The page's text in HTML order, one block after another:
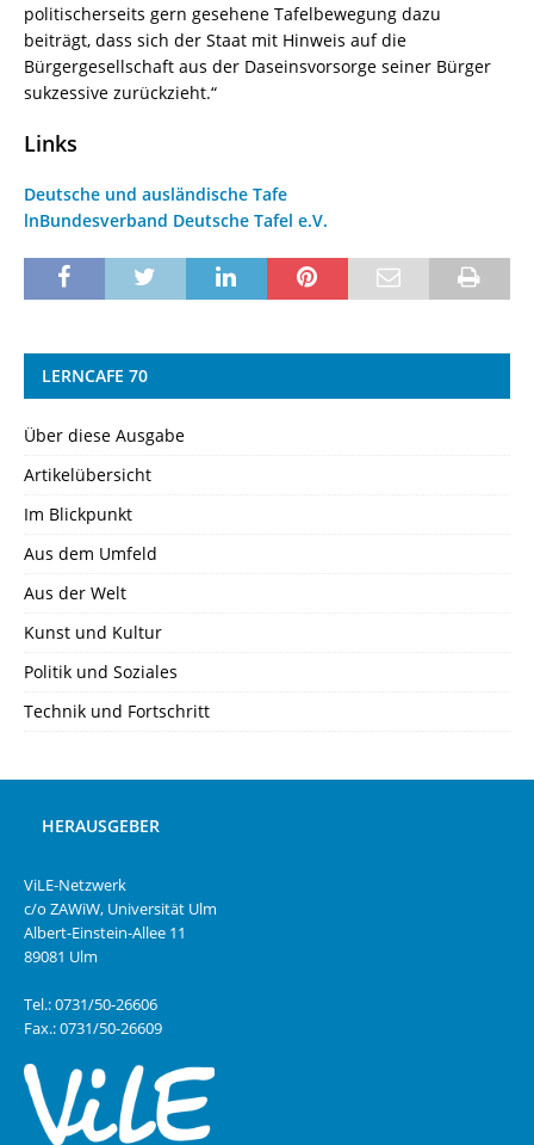
politischerseits gern gesehene Tafelbewegung dazu
beiträgt, dass sich der Staat mit Hinweis auf die
Bürgergesellschaft aus der Daseinsvorsorge seiner Bürger
sukzessive zurückzieht.“
Links
Deutsche und ausländische Tafe
lnBundesverband Deutsche Tafel e.V.
LERNCAFE 70
Über diese Ausgabe
Artikelübersicht
Im Blickpunkt
Aus dem Umfeld
Aus der Welt
Kunst und Kultur
Politik und Soziales
Technik und Fortschritt
HERAUSGEBER
ViLE-Netzwerk
c/o ZAWiW, Universität Ulm
Albert-Einstein-Allee 11
89081 Ulm
Tel.: 0731/50-26606
Fax.: 0731/50-26609